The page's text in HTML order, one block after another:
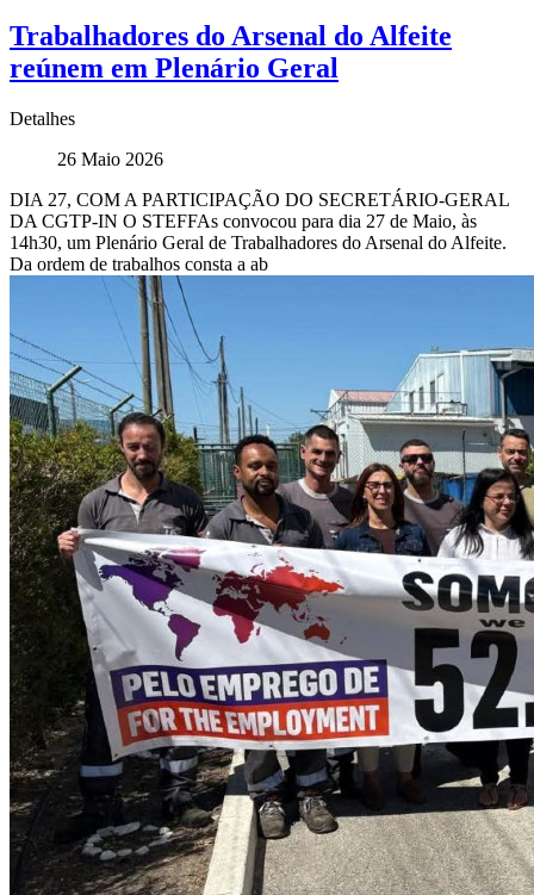
Trabalhadores do Arsenal do Alfeite
reúnem em Plenário Geral
Detalhes
26 Maio 2026
DIA 27, COM A PARTICIPAÇÃO DO SECRETÁRIO-GERAL
DA CGTP-IN O STEFFAs convocou para dia 27 de Maio, às
14h30, um Plenário Geral de Trabalhadores do Arsenal do Alfeite.
Da ordem de trabalhos consta a ab